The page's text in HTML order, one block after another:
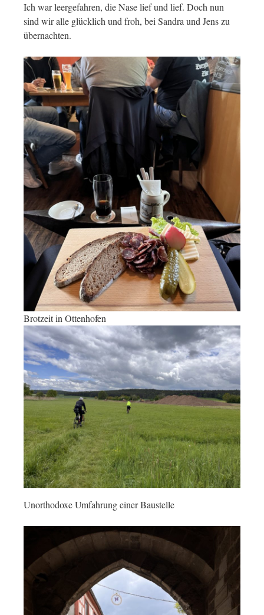
Ich war leergefahren, die Nase lief und lief. Doch nun
sind wir alle glücklich und froh, bei Sandra und Jens zu
übernachten.
Brotzeit in Ottenhofen
Unorthodoxe Umfahrung einer Baustelle